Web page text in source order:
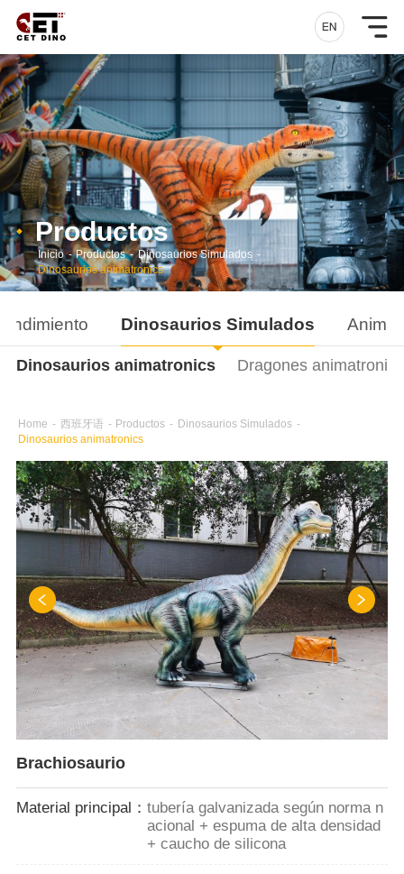
Productos
Inicio - Productos - Dinosaurios Simulados -
Dinosaurios animatronics
Dinosaurios Simulados
Dinosaurios animatronics Dragones animatronics
Home - 西班牙语 - Productos - Dinosaurios Simulados -
Dinosaurios animatronics
Brachiosaurio
Material principal： tubería galvanizada según norma n
acional + espuma de alta densidad
+ caucho de silicona